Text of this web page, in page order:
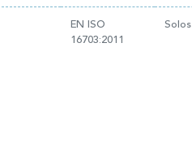
EN ISO
16703:2011
Solos